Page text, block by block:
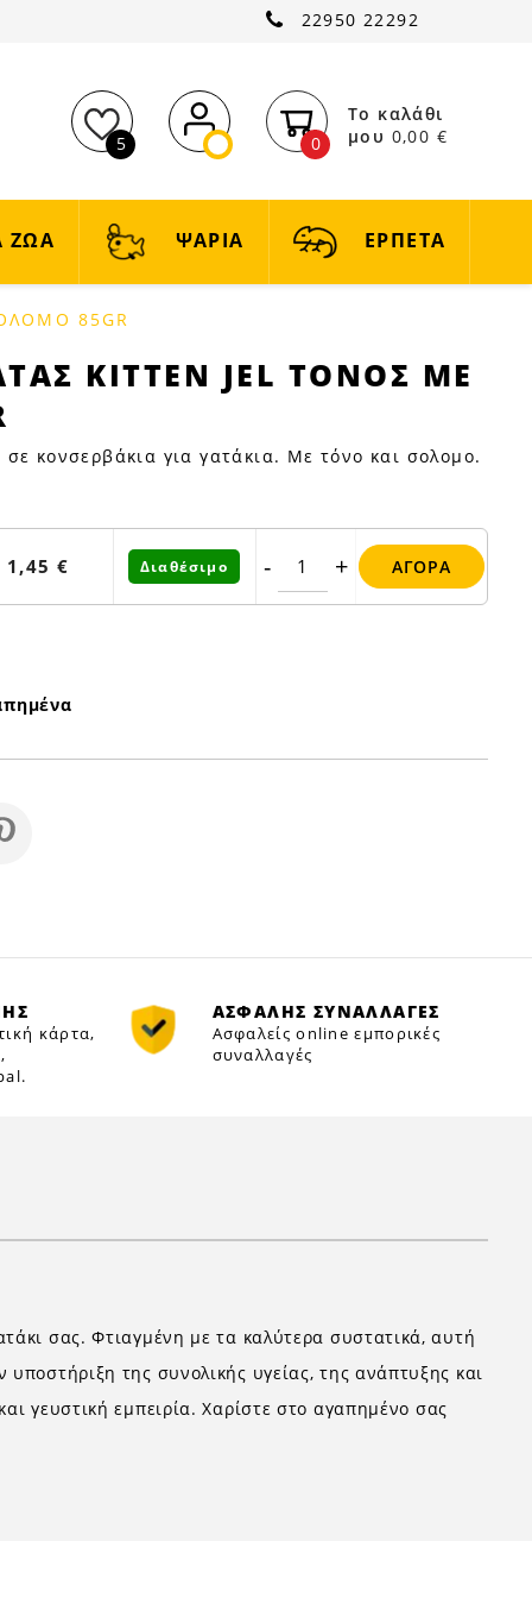
22950 22292
5 0
Το καλάθι
μου 0,00 €
ΖΩΑ ΨΑΡΙΑ ΕΡΠΕΤΑ
85GR
KITTEN JEL ΤΟΝΟΣ ΜΕ
κονσερβάκια για γατάκια. Με τόνο και σολομο.
1,45 € Διαθέσιμο - + ΑΓΟΡΆ
κάρτα,
ΑΣΦΑΛΗΣ ΣΥΝΑΛΛΑΓΕΣ
Ασφαλείς online εμπορικές
συναλλαγές
σας. Φτιαγμένη με τα καλύτερα συστατικά, αυτή
της συνολικής υγείας, της ανάπτυξης και
γευστική εμπειρία. Χαρίστε στο αγαπημένο σας